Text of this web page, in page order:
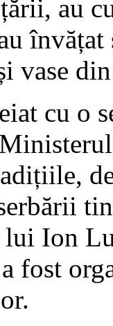
au
învățat
vase
cu o
Ion
fost